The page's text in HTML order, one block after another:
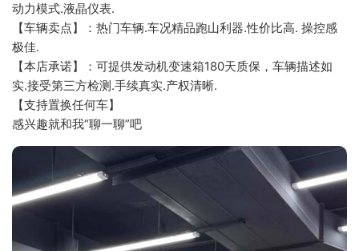
动力模式.液晶仪表.
【车辆卖点】：热门车辆.车况精品跑山利器.性价比高. 操控感
极佳.
【本店承诺】：可提供发动机变速箱180天质保，车辆描述如
实.接受第三方检测.手续真实.产权清晰.
【支持置换任何车】
感兴趣就和我“聊一聊”吧